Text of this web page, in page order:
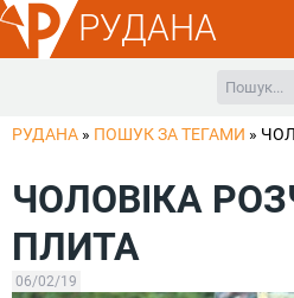
РУДАНА
РУДАНА » ПОШУК ЗА ТЕГАМИ »
ЧОЛОВІКА
ПЛИТА
06/02/19